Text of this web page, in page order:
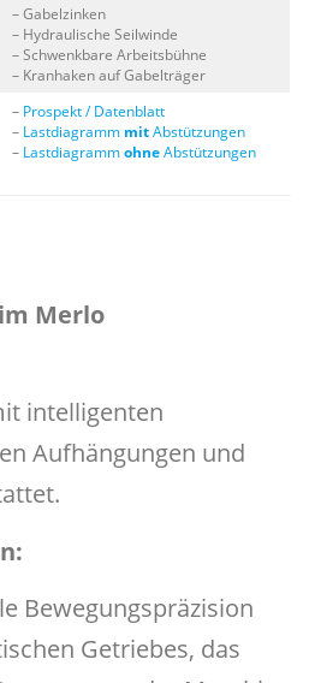
– Gabelzinken
– Hydraulische Seilwinde
– Schwenkbare Arbeitsbühne
– Kranhaken auf Gabelträger
– Prospekt / Datenblatt
– Lastdiagramm mitAbstützungen
– LastdiagrammohneAbstützungen
Merlo
intelligenten
Aufhängungen und
Bewegungspräzision
Getriebes, das